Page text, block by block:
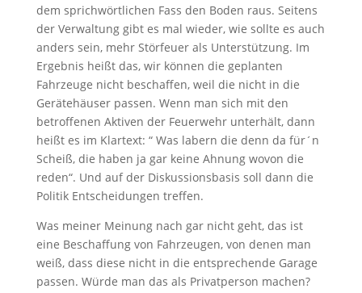
dem sprichwörtlichen Fass den Boden raus. Seitens
der Verwaltung gibt es mal wieder, wie sollte es auch
anders sein, mehr Störfeuer als Unterstützung. Im
Ergebnis heißt das, wir können die geplanten
Fahrzeuge nicht beschaffen, weil die nicht in die
Gerätehäuser passen. Wenn man sich mit den
betroffenen Aktiven der Feuerwehr unterhält, dann
heißt es im Klartext: “ Was labern die denn da für´n
Scheiß, die haben ja gar keine Ahnung wovon die
reden“. Und auf der Diskussionsbasis soll dann die
Politik Entscheidungen treffen.
Was meiner Meinung nach gar nicht geht, das ist
eine Beschaffung von Fahrzeugen, von denen man
weiß, dass diese nicht in die entsprechende Garage
passen. Würde man das als Privatperson machen?